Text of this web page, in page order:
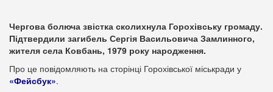
Чергова болюча звістка сколихнула Горохівську громаду.
Підтвердили загибель Сергія Васильовича Замлинного,
жителя села Ковбань, 1979 року народження.
Про це повідомляють на сторінці Горохівської міськради у
«Фейсбук».